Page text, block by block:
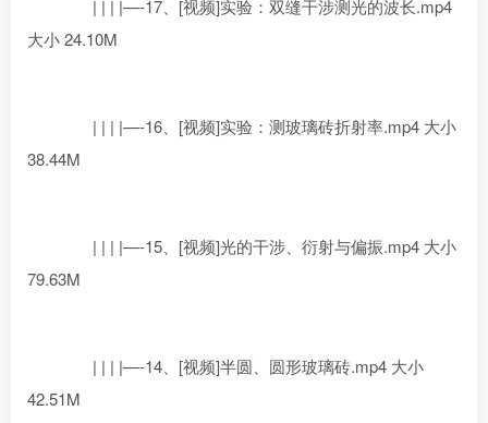
| | | |—-17、[视频]实验：双缝干涉测光的波长.mp4
大小 24.10M
| | | |—-16、[视频]实验：测玻璃砖折射率.mp4 大小
38.44M
| | | |—-15、[视频]光的干涉、衍射与偏振.mp4 大小
79.63M
| | | |—-14、[视频]半圆、圆形玻璃砖.mp4 大小
42.51M